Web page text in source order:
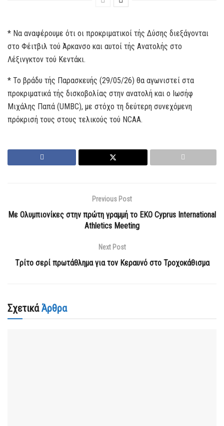
* Να αναφέρουμε ότι οι προκριματικοί τής Δύσης διεξάγονται
στο Φέιτβιλ τού Άρκανσο και αυτοί τής Ανατολής στο
Λέξινγκτον τού Κεντάκι.
* Το βράδυ τής Παρασκευής (29/05/26) θα αγωνιστεί στα
προκριματικά τής δισκοβολίας στην ανατολή και ο Ιωσήφ
Μιχάλης Παπά (UMBC), με στόχο τη δεύτερη συνεχόμενη
πρόκρισή τους στους τελικούς τού NCAA.
Previous Post
Με Ολυμπιονίκες στην πρώτη γραμμή το EKO Cyprus International
Athletics Meeting
Next Post
Tρίτο σερί πρωτάθλημα για τον Κεραυνό στο Τροχοκάθισμα
ΣχετικάΆρθρα